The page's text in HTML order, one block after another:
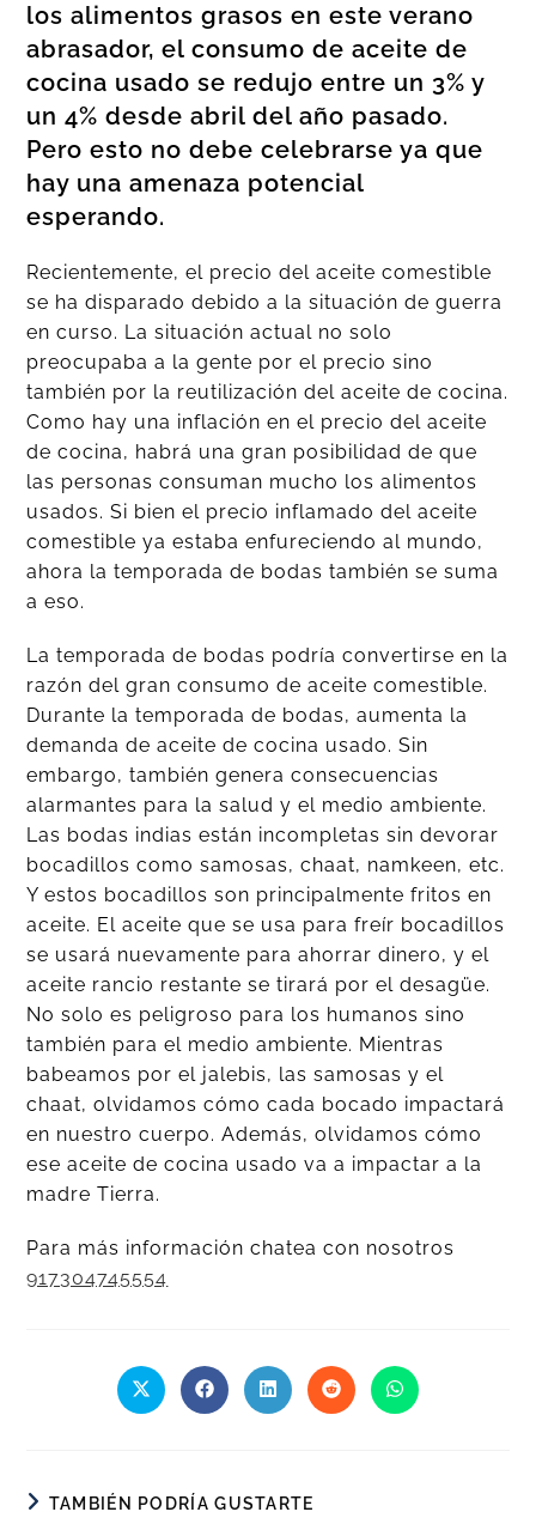
los alimentos grasos en este verano
abrasador, el consumo de aceite de
cocina usado se redujo entre un 3% y
un 4% desde abril del año pasado.
Pero esto no debe celebrarse ya que
hay una amenaza potencial
esperando.
Recientemente, el precio del aceite comestible
se ha disparado debido a la situación de guerra
en curso. La situación actual no solo
preocupaba a la gente por el precio sino
también por la reutilización del aceite de cocina.
Como hay una inflación en el precio del aceite
de cocina, habrá una gran posibilidad de que
las personas consuman mucho los alimentos
usados. Si bien el precio inflamado del aceite
comestible ya estaba enfureciendo al mundo,
ahora la temporada de bodas también se suma
a eso.
La temporada de bodas podría convertirse en la
razón del gran consumo de aceite comestible.
Durante la temporada de bodas, aumenta la
demanda de aceite de cocina usado. Sin
embargo, también genera consecuencias
alarmantes para la salud y el medio ambiente.
Las bodas indias están incompletas sin devorar
bocadillos como samosas, chaat, namkeen, etc.
Y estos bocadillos son principalmente fritos en
aceite. El aceite que se usa para freír bocadillos
se usará nuevamente para ahorrar dinero, y el
aceite rancio restante se tirará por el desagüe.
No solo es peligroso para los humanos sino
también para el medio ambiente. Mientras
babeamos por el jalebis, las samosas y el
chaat, olvidamos cómo cada bocado impactará
en nuestro cuerpo. Además, olvidamos cómo
ese aceite de cocina usado va a impactar a la
madre Tierra.
Para más información chatea con nosotros
917304745554
TAMBIÉN PODRÍA GUSTARTE